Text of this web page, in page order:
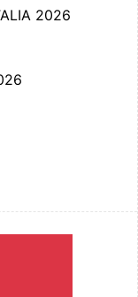
2026